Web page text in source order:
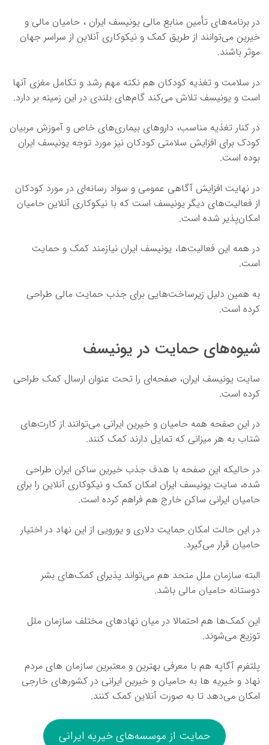
در برنامه‌های تأمین منابع مالی یونیسف ایران ، حامیان مالی و
خیرین می‌توانند از طریق کمک و نیکوکاری آنلاین از سراسر جهان
موثر باشند.
در سلامت و تغذیه کودکان هم نکته مهم رشد و تکامل مغزی آنها
است و یونیسف تلاش می‌کند گام‌های بلندی در این زمینه بر دارد.
در کنار تغذیه مناسب، داروهای بیماری‌های خاص و آموزش مربیان
کودک برای افزایش سلامتی کودکان نیز مورد توجه یونیسف ایران
بوده است.
در نهایت افزایش آگاهی عمومی و سواد رسانه‌ای در مورد کودکان
از فعالیت‌های دیگر یونیسف است که با نیکوکاری آنلاین حامیان
امکان‌پذیر شده است.
در همه این فعالیت‌ها، یونیسف ایران نیازمند کمک و حمایت
است.
به همین دلیل زیرساخت‌هایی برای جذب حمایت مالی طراحی
کرده است.
شیوه‌های حمایت در یونیسف
سایت یونیسف ایران، صفحه‌ای را تحت عنوان ارسال کمک طراحی
کرده است.
در این صفحه همه حامیان و خیرین ایرانی می‌توانند از کارت‌های
شتاب به هر میزانی که تمایل دارند کمک کنند.
در حالیکه این صفحه با هدف جذب خیرین ساکن ایران طراحی
شده، سایت یونیسف ایران امکان کمک و نیکوکاری آنلاین را برای
حامیان ایرانی ساکن خارج هم فراهم کرده است.
در این حالت امکان حمایت دلاری و یورویی از این نهاد در اختیار
حامیان قرار می‌گیرد.
البته سازمان ملل متحد هم می‌تواند پذیرای کمک‌های بشر
دوستانه حامیان مالی باشد.
این کمک‌ها هم احتمالا در میان نهادهای مختلف سازمان ملل
توزیع می‌شوند.
پلتفرم آگاپه هم با معرفی بهترین و معتبرین سازمان های مردم
نهاد و خیریه ها به حامیان و خیرین ایرانی در کشورهای خارجی
امکان می‌دهد تا به صورت آنلاین کمک کنند.
حمایت از موسسه‌های خیریه ایرانی